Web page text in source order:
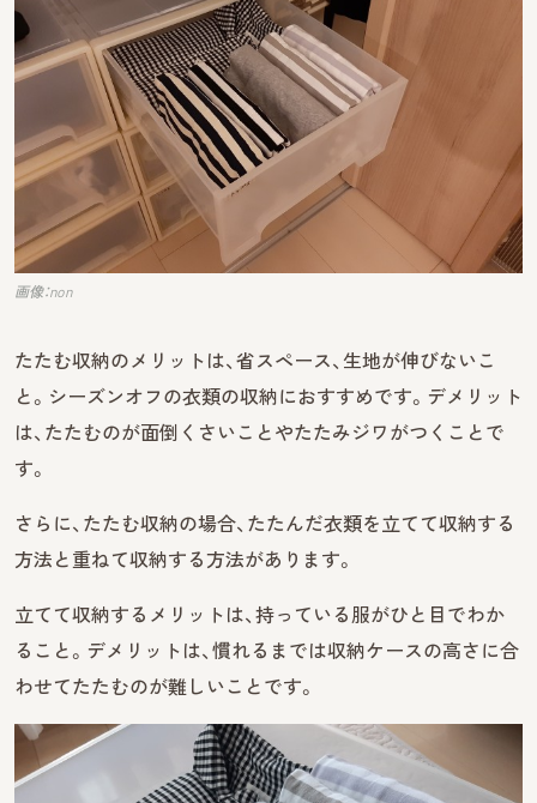
画像：non
たたむ収納のメリットは、省スペース、生地が伸びないこ
と。シーズンオフの衣類の収納におすすめです。デメリット
は、たたむのが面倒くさいことやたたみジワがつくことで
す。
さらに、たたむ収納の場合、たたんだ衣類を立てて収納する
方法と重ねて収納する方法があります。
立てて収納するメリットは、持っている服がひと目でわか
ること。デメリットは、慣れるまでは収納ケースの高さに合
わせてたたむのが難しいことです。